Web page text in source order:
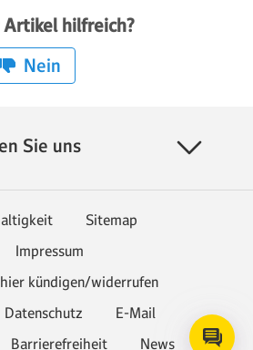
hilfreich?
Nein
Sie uns
Sitemap
Impressum
kündigen/widerrufen
Datenschutz
E-Mail
Barrierefreiheit News